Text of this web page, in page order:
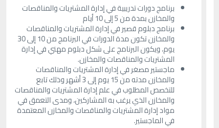
برنامج دورات تدريبية في إدارة المشتريات والمناقصات
والمخازن بمدة من 5 إلى 10 أيام
برنامج دبلوم قصير في إدارة المشتريات والمناقصات
والمخازن تكون مدة الدورات في البرنامج من 10 إلى 30
يوم، ويكون البرنامج على شكل دبلوم مهني في إدارة
المشتريات والمناقصات والمخازن.
ماجستير مصغر في إدارة المشتريات والمناقصات
والمخازن مدته من 15 يوم إلى 3 أشهر وذلك تابع
للتخصص المطلوب في علم إدارة المشتريات والمناقصات
والمخازن الذي يرغب به المشاركين، ومدى التعمق في
مواد إدارة المشتريات والمناقصات والمخازن المعتمدة
في الماجستير.